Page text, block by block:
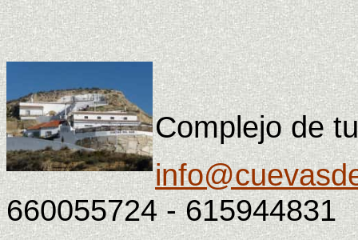
Complejo de
660055724 - 615944831